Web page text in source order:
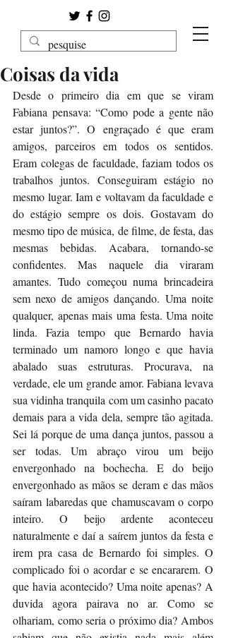
Coisas da vida
Desde o primeiro dia em que se viram
Fabiana pensava: “Como pode a gente não
estar juntos?”. O engraçado é que eram
amigos, parceiros em todos os sentidos.
Eram colegas de faculdade, faziam todos os
trabalhos juntos. Conseguiram estágio no
mesmo lugar. Iam e voltavam da faculdade e
do estágio sempre os dois. Gostavam do
mesmo tipo de música, de filme, de festa, das
mesmas bebidas. Acabara, tornando-se
confidentes. Mas naquele dia viraram
amantes. Tudo começou numa brincadeira
sem nexo de amigos dançando. Uma noite
qualquer, apenas mais uma festa. Uma noite
linda. Fazia tempo que Bernardo havia
terminado um namoro longo e que havia
abalado suas estruturas. Procurava, na
verdade, ele um grande amor. Fabiana levava
sua vidinha tranquila com um casinho pacato
demais para a vida dela, sempre tão agitada.
Sei lá porque de uma dança juntos, passou a
ser todas. Um abraço virou um beijo
envergonhado na bochecha. E do beijo
envergonhado as mãos se deram e das mãos
saíram labaredas que chamuscavam o corpo
inteiro. O beijo ardente aconteceu
naturalmente e daí a saírem juntos da festa e
irem pra casa de Bernardo foi simples. O
complicado foi o acordar e se encararem. O
que havia acontecido? Uma noite apenas? A
duvida agora pairava no ar. Como se
olhariam, como seria o próximo dia? Ambos